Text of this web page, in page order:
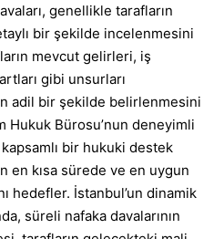
genellikle tarafların
bir şekilde incelenmesini
mevcut gelirleri, iş
gibi unsurları
adil bir şekilde belirlenmesini
Hukuk Bürosu’nun deneyimli
bir hukuki destek
en kısa sürede ve en uygun
hedefler. İstanbul’un dinamik
süreli nafaka davalarının